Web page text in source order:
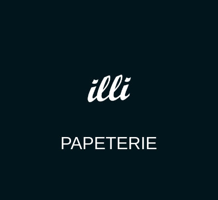
PAPETERIE